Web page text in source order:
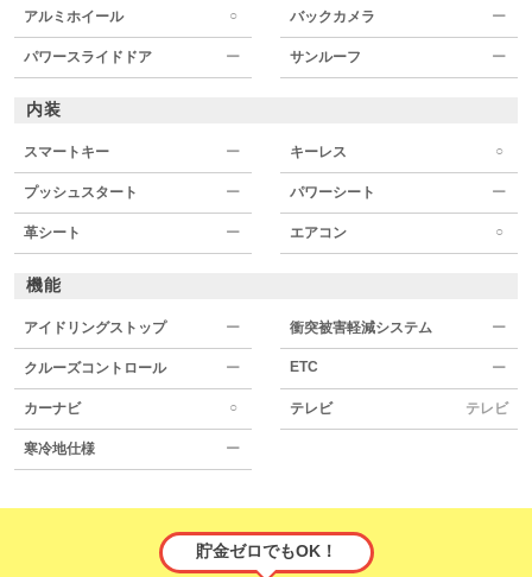
アルミホイール ○ バックカメラ ー
パワースライドドア ー サンルーフ ー
内装
スマートキー ー キーレス ○
プッシュスタート ー パワーシート ー
革シート ー エアコン ○
機能
アイドリングストップ ー 衝突被害軽減システム ー
クルーズコントロール ー ETC ー
カーナビ ○ テレビ テレビ
寒冷地仕様 ー
貯金ゼロでもOK！